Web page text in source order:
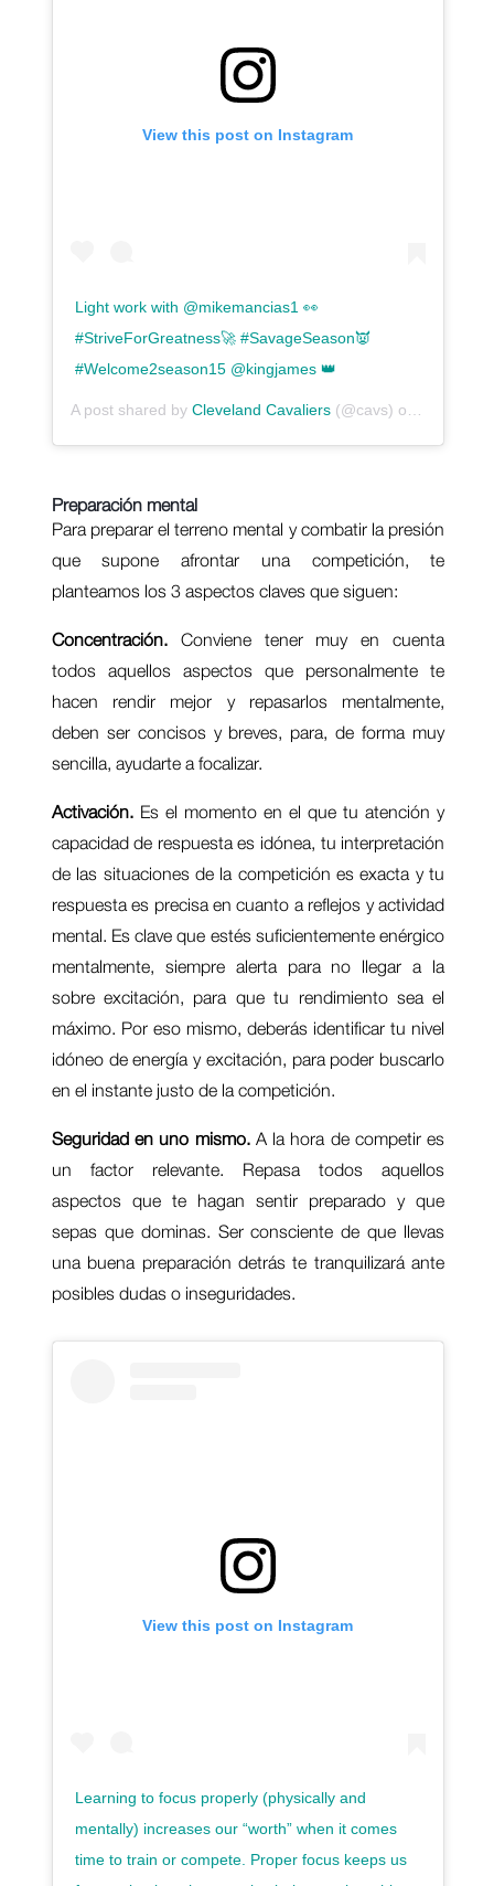
View this post on Instagram
Light work with @mikemancias1 👀
#StriveForGreatness🚀 #SavageSeason👿
#Welcome2season15 @kingjames 👑
A post shared by Cleveland Cavaliers(@cavs) on
Preparación mental
Para preparar el terreno mental y combatir la presión
que supone afrontar una competición, te
planteamos los 3 aspectos claves que siguen:
Concentración.Conviene tener muy en cuenta
todos aquellos aspectos que personalmente te
hacen rendir mejor y repasarlos mentalmente,
deben ser concisos y breves, para, de forma muy
sencilla, ayudarte a focalizar.
Activación.Es el momento en el que tu atención y
capacidad de respuesta es idónea, tu interpretación
de las situaciones de la competición es exacta y tu
respuesta es precisa en cuanto a reflejos y actividad
mental. Es clave que estés suficientemente enérgico
mentalmente, siempre alerta para no llegar a la
sobre excitación, para que tu rendimiento sea el
máximo. Por eso mismo, deberás identificar tu nivel
idóneo de energía y excitación, para poder buscarlo
en el instante justo de la competición.
Seguridad en uno mismo.A la hora de competir es
un factor relevante. Repasa todos aquellos
aspectos que te hagan sentir preparado y que
sepas que dominas. Ser consciente de que llevas
una buena preparación detrás te tranquilizará ante
posibles dudas o inseguridades.
View this post on Instagram
Learning to focus properly (physically and
mentally) increases our “worth” when it comes
time to train or compete. Proper focus keeps us